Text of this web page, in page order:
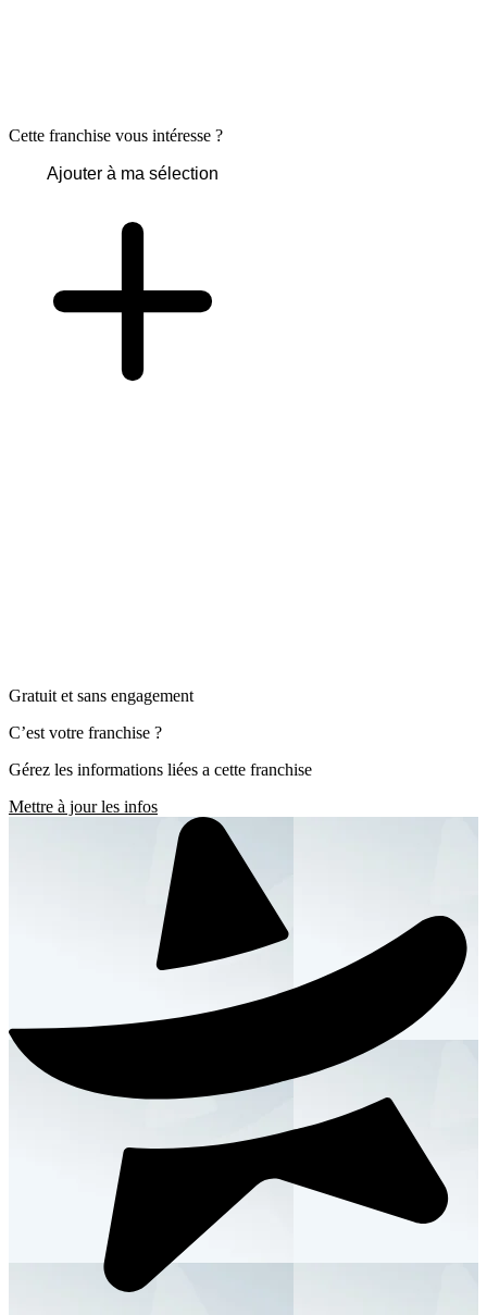
Cette franchise vous intéresse ?
Ajouter à ma sélection
Gratuit et sans engagement
C’est votre franchise ?
Gérez les informations liées a cette franchise
Mettre à jour les infos